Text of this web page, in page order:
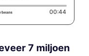
00:44
7 miljoen